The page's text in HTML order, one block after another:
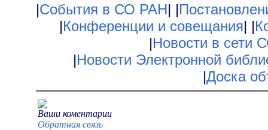
|События в СО РАН| |
|Конференции и совещания| |
|Новости в сети
|Новости Электронной
|Доска
Ваши коментарии
Обратная связь